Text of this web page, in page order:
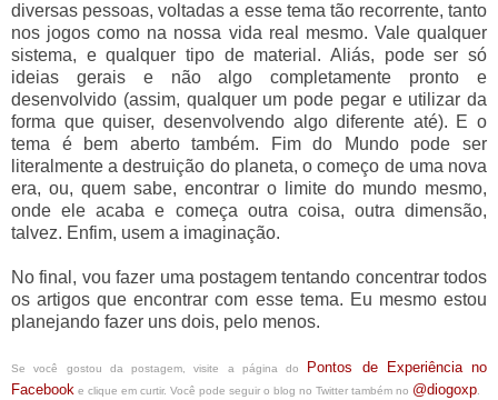
diversas pessoas, voltadas a esse tema tão recorrente, tanto
nos jogos como na nossa vida real mesmo. Vale qualquer
sistema, e qualquer tipo de material. Aliás, pode ser só
ideias gerais e não algo completamente pronto e
desenvolvido (assim, qualquer um pode pegar e utilizar da
forma que quiser, desenvolvendo algo diferente até). E o
tema é bem aberto também. Fim do Mundo pode ser
literalmente a destruição do planeta, o começo de uma nova
era, ou, quem sabe, encontrar o limite do mundo mesmo,
onde ele acaba e começa outra coisa, outra dimensão,
talvez. Enfim, usem a imaginação.
No final, vou fazer uma postagem tentando concentrar todos
os artigos que encontrar com esse tema. Eu mesmo estou
planejando fazer uns dois, pelo menos.
Se você gostou da postagem, visite a página do Pontos de Experiência no
Facebook e clique em curtir. Você pode seguir o blog no Twitter também no @diogoxp